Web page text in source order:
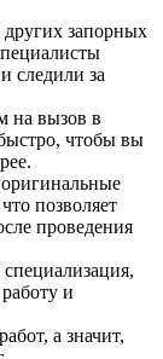
запорных
следили за
на вызов в
чтобы вы
позволяет
проведения
и
а значит,